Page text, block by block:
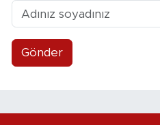
Gönder